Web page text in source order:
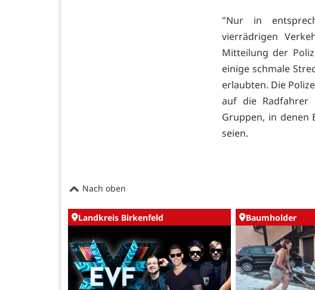
"Nur in
vierrädrigen
Mitteilung der
einige schmale
erlaubten. Die
auf die Radfahrer
Gruppen, in denen
seien.
Nach oben
Landkreis Birkenfeld Baumholder